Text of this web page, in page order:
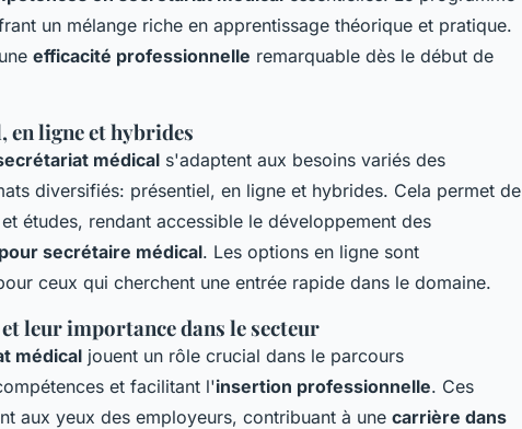
un mélange riche en apprentissage théorique et pratique.
efficacité professionnelle remarquable dès le début de
en ligne et hybrides
médical s'adaptent aux besoins variés des
diversifiés: présentiel, en ligne et hybrides. Cela permet de
études, rendant accessible le développement des
secrétaire médical. Les options en ligne sont
ceux qui cherchent une entrée rapide dans le domaine.
leur importance dans le secteur
médical jouent un rôle crucial dans le parcours
et facilitant l'insertion professionnelle. Ces
aux yeux des employeurs, contribuant à une carrière dans